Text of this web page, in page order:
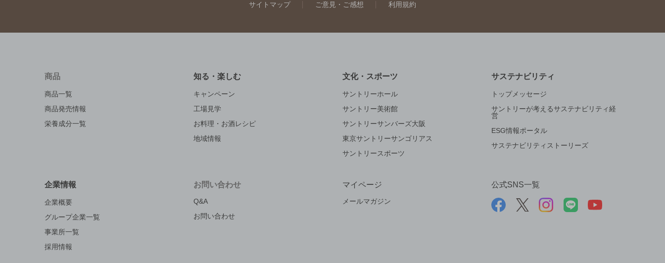
サイトマップ ご意見・ご感想 利用規約
商品
商品一覧
商品発売情報
栄養成分一覧
知る・楽しむ
キャンペーン
工場見学
お料理・お酒レシピ
地域情報
文化・スポーツ
サントリーホール
サントリー美術館
サントリーサンバーズ大阪
東京サントリーサンゴリアス
サントリースポーツ
サステナビリティ
トップメッセージ
サントリーが考えるサステナビリティ経
営
ESG情報ポータル
サステナビリティストーリーズ
企業情報
企業概要
グループ企業一覧
事業所一覧
採用情報
お問い合わせ
Q&A
お問い合わせ
マイページ
メールマガジン
公式SNS一覧